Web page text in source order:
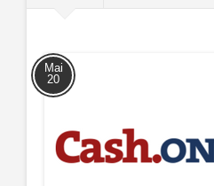
Mai
20